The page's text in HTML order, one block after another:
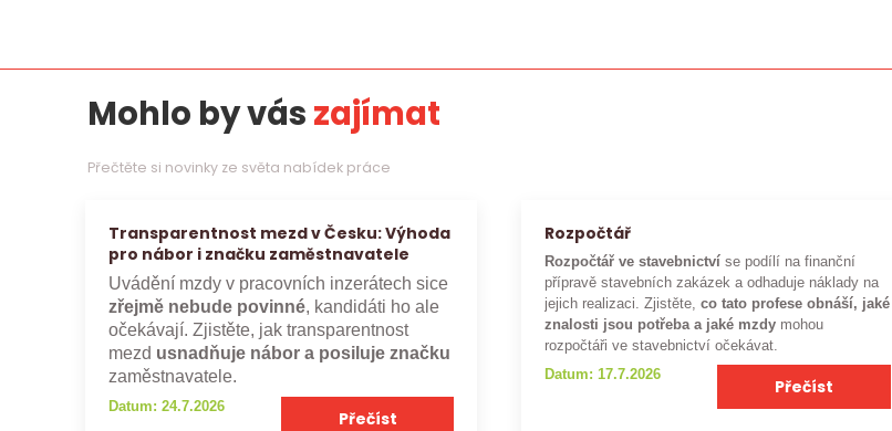
Mohlo by vászajímat
Přečtěte si novinky ze světa nabídek práce
Transparentnost mezd v Česku: Výhoda
pro nábor i značku zaměstnavatele
Uvádění mzdy v pracovních inzerátech sice
zřejmě nebude povinné, kandidáti ho ale
očekávají. Zjistěte, jak transparentnost
mezd usnadňuje nábor a posiluje značku
zaměstnavatele.
Datum: 24.7.2026
Přečíst
Rozpočtář
Rozpočtář ve stavebnictví se podílí na finanční
přípravě stavebních zakázek a odhaduje náklady na
jejich realizaci. Zjistěte,co tato profese obnáší, jaké
znalosti jsou potřeba a jaké mzdy mohou
rozpočtáři ve stavebnictví očekávat.
Datum: 17.7.2026
Přečíst